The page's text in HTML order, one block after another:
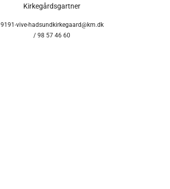
Kirkegårdsgartner
9191-vive-hadsundkirkegaard@km.dk
/ 98 57 46 60